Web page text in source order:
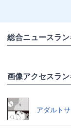
総合ニュースラ
画像アクセスラ